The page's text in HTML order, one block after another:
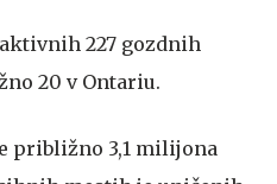
227 gozdnih
20 v Ontariu.